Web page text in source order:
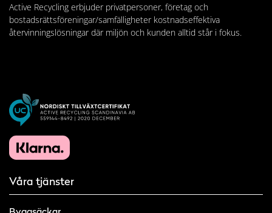
Active Recycling erbjuder privatpersoner, företag och
bostadsrättsföreningar/samfälligheter kostnadseffektiva
återvinningslösningar där miljön och kunden alltid står i fokus.
Våra tjänster